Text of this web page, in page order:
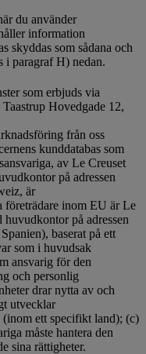
du använder
information
skyddas som sådana och
i paragraf H) nedan.
som erbjuds via
Hovedgade 12,
från oss
kunddatabas som
av Le Creuset
på adressen
är
företrädare inom EU är Le
på adressen
baserat på ett
som i huvudsak
ansvarig för den
och personlig
drar nytta av och
utvecklar
ett specifikt land); (c)
måste hantera den
sina rättigheter.